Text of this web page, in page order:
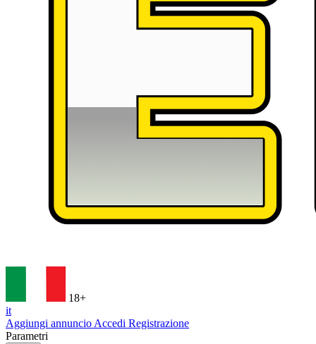
18+
it
Aggiungi annuncio Accedi Registrazione
Parametri